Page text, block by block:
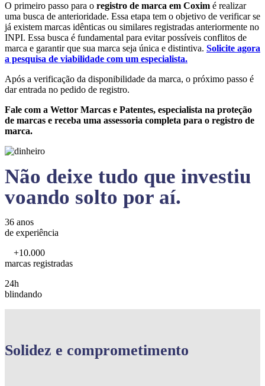
O primeiro passo para o registro de marca em Coxim é realizar
uma busca de anterioridade. Essa etapa tem o objetivo de verificar se
já existem marcas idênticas ou similares registradas anteriormente no
INPI. Essa busca é fundamental para evitar possíveis conflitos de
marca e garantir que sua marca seja única e distintiva. Solicite agora
a pesquisa de viabilidade com um especialista.
Após a verificação da disponibilidade da marca, o próximo passo é
dar entrada no pedido de registro.
Fale com a Wettor Marcas e Patentes, especialista na proteção
de marcas e receba uma assessoria completa para o registro de
marca.
Não deixe tudo que investiu
voando solto por aí.
36 anos
de experiência
+10.000
marcas registradas
24h
blindando
Solidez e comprometimento